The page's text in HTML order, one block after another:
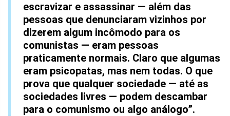
escravizar e assassinar — além das
pessoas que denunciaram vizinhos por
dizerem algum incômodo para os
comunistas — eram pessoas
praticamente normais. Claro que algumas
eram psicopatas, mas nem todas. O que
prova que qualquer sociedade — até as
sociedades livres — podem descambar
para o comunismo ou algo análogo”.